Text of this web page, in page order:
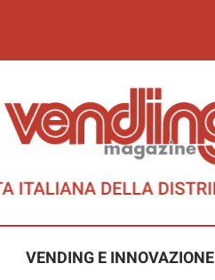
VENDING E INNOVAZIONE